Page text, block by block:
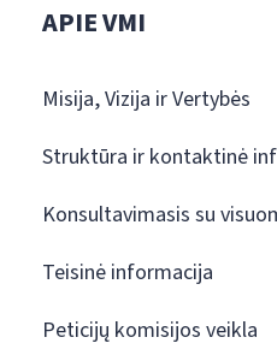
APIE VMI
Misija, Vizija ir Vertybės
Struktūra ir kontaktinė
Konsultavimasis su
Teisinė informacija
Peticijų komisijos veikla